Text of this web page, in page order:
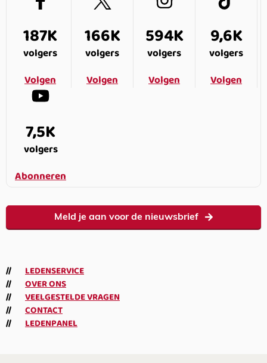
187K
volgers
Volgen
166K
volgers
Volgen
594K
volgers
Volgen
9,6K
volgers
Volgen
7,5K
volgers
Abonneren
Meld je aan voor de nieuwsbrief
LEDENSERVICE
OVER ONS
VEELGESTELDE VRAGEN
CONTACT
LEDENPANEL